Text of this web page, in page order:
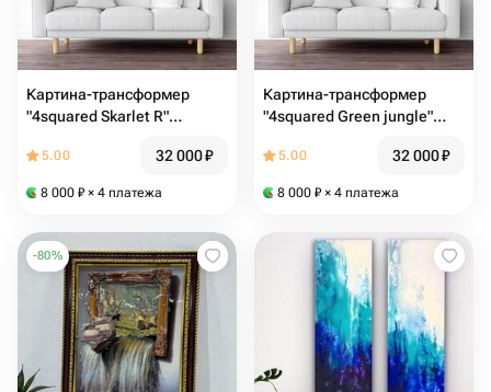
Картина-трансформер
"4squared Skarlet R"
5.00 32 000₽
8 000 ₽ × 4 платежа
Картина-трансформер
"4squared Green jungle"
5.00 32 000₽
8 000 ₽ × 4 платежа
-80%